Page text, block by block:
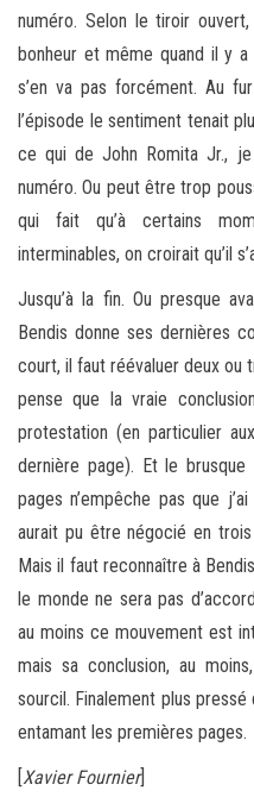
numéro. Selon le tiroir
bonheur et même quand il y a
s’en va pas forcément. Au
l’épisode le sentiment tenait
ce qui de John Romita Jr.,
numéro. Ou peut être trop
qui fait qu’à certains
interminables, on croirait qu’il
Jusqu’à la fin. Ou presque
Bendis donne ses dernières
court, il faut réévaluer deux ou
pense que la vraie
protestation (en particulier
dernière page). Et le
pages n’empêche pas que
aurait pu être négocié en
Mais il faut reconnaître à
le monde ne sera pas
au moins ce mouvement est
mais sa conclusion, au
sourcil. Finalement plus pressé
entamant les premières pages.
[Xavier Fournier]